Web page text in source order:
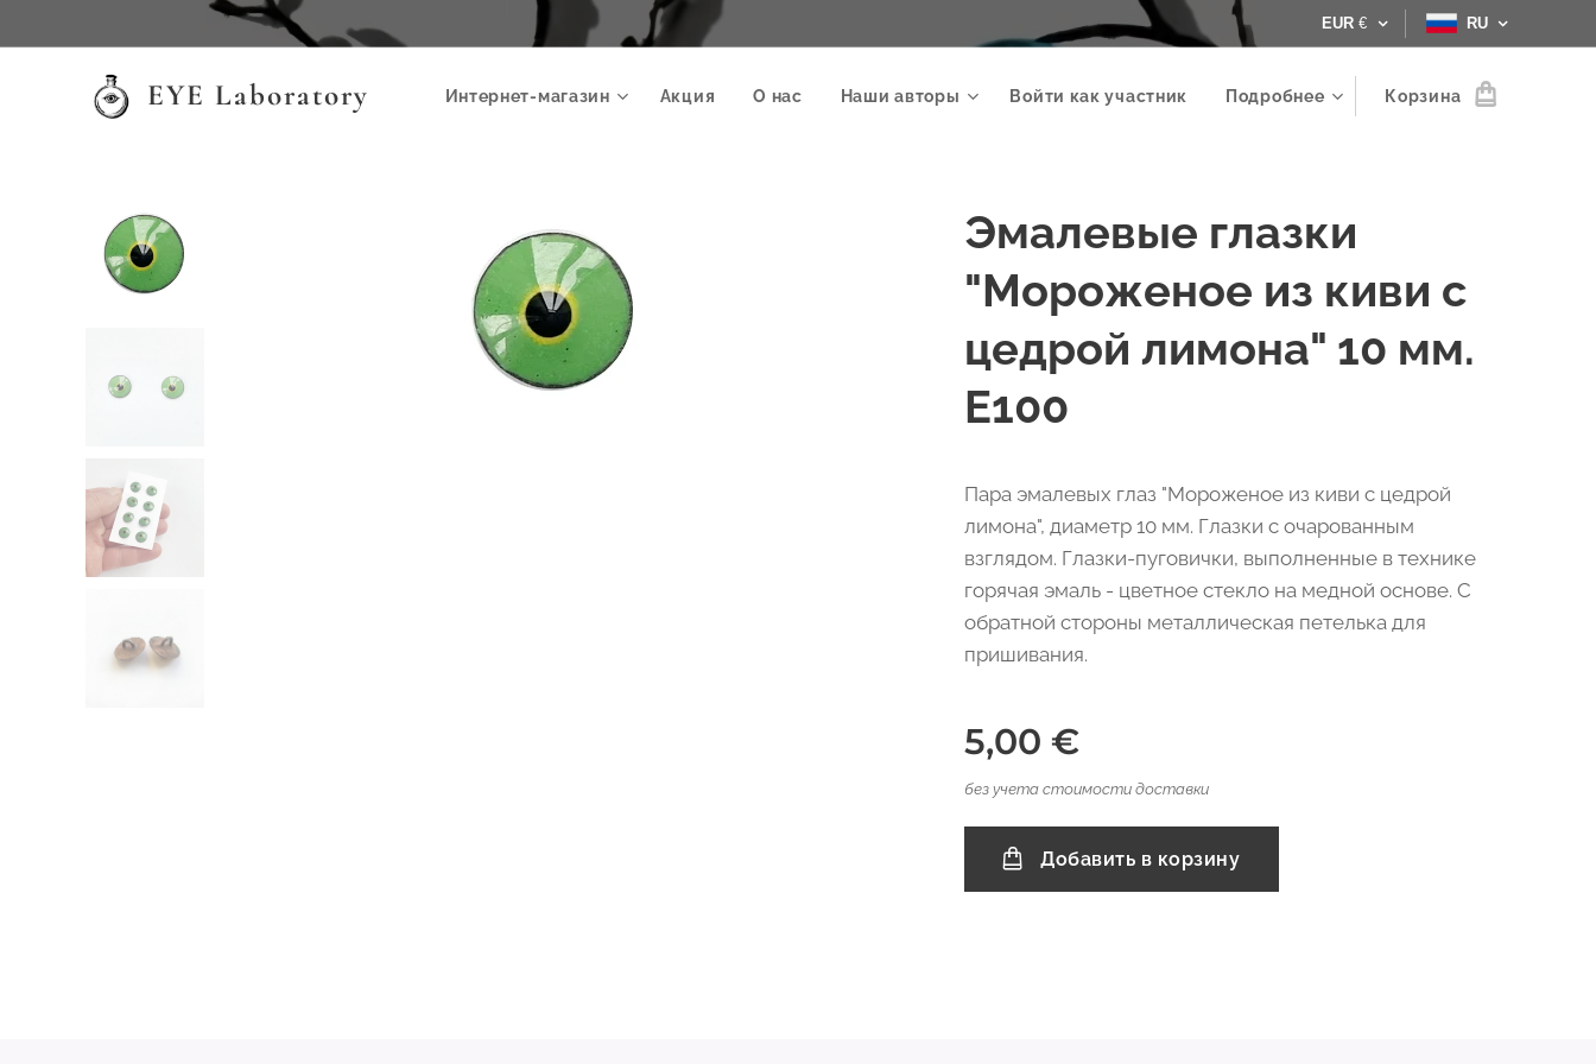
EUR € RU
EYE Laboratory Интернет-магазин Акция О нас Наши авторы Войти как участник Подробнее Корзина
Эмалевые глазки
"Мороженое из киви с
цедрой лимона" 10 мм.
Е100
Пара эмалевых глаз "Мороженое из киви с цедрой
лимона", диаметр 10 мм. Глазки с очарованным
взглядом. Глазки-пуговички, выполненные в технике
горячая эмаль - цветное стекло на медной основе. С
обратной стороны металлическая петелька для
пришивания.
5,00 €
без учета стоимости доставки
Добавить в корзину